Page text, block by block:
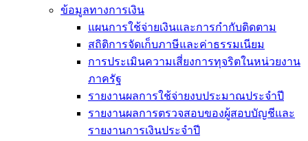
ข้อมูลทางการเงิน
แผนการใช้จ่ายเงินและการกำกับติดตาม
สถิติการจัดเก็บภาษีและค่าธรรมเนียม
การประเมินความเสี่ยงการทุจริตในหน่วยงาน
ภาครัฐ
รายงานผลการใช้จ่ายงบประมาณประจำปี
รายงานผลการตรวจสอบของผู้สอบบัญชีและ
รายงานการเงินประจำปี